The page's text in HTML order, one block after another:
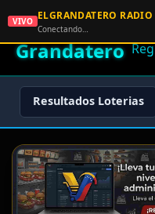
🌟 El
Grandatero
Resultados Loterias
VIVO ELGRANDATERO RADIO
Conectando…